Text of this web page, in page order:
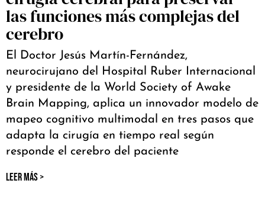
las funciones más complejas del
cerebro
El Doctor Jesús Martín-Fernández,
neurocirujano del Hospital Ruber Internacional
y presidente de la World Society of Awake
Brain Mapping, aplica un innovador modelo de
mapeo cognitivo multimodal en tres pasos que
adapta la cirugía en tiempo real según
responde el cerebro del paciente
LEER MÁS >